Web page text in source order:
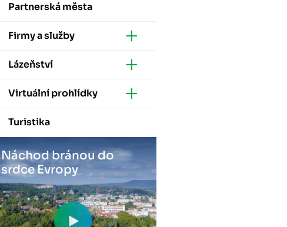
Partnerská města
Firmy a služby
Lázeňství
Virtuální prohlídky
Turistika
Náchod bránou do
srdce Evropy